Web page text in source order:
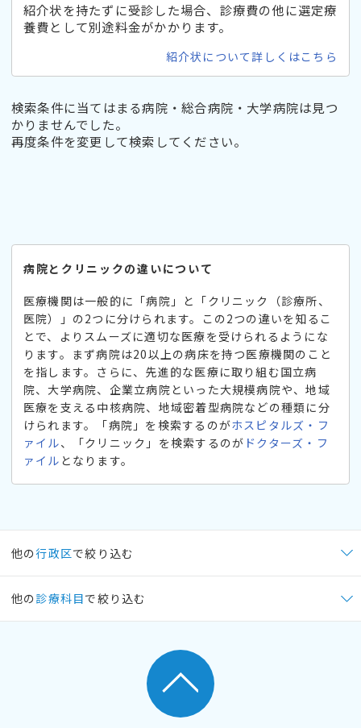
紹介状を持たずに受診した場合、診療費の他に選定療
養費として別途料金がかかります。
紹介状について詳しくはこちら
検索条件に当てはまる病院・総合病院・大学病院は見つ
かりませんでした。
再度条件を変更して検索してください。
病院とクリニックの違いについて
医療機関は一般的に「病院」と「クリニック（診療所、
医院）」の2つに分けられます。この2つの違いを知るこ
とで、よりスムーズに適切な医療を受けられるようにな
ります。まず病院は20以上の病床を持つ医療機関のこと
を指します。さらに、先進的な医療に取り組む国立病
院、大学病院、企業立病院といった大規模病院や、地域
医療を支える中核病院、地域密着型病院などの種類に分
けられます。「病院」を検索するのがホスピタルズ・フ
ァイル、「クリニック」を検索するのが ドクターズ・フ
ァイル となります。
他の行政区で絞り込む
他の 診療科目で絞り込む